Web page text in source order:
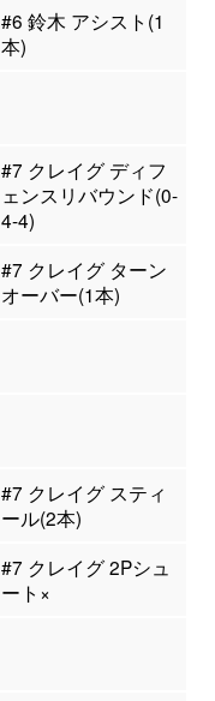
#6 鈴木 アシスト(1
本)
#7 クレイグ ディフ
ェンスリバウンド(0-
4-4)
#7 クレイグ ターン
オーバー(1本)
#7 クレイグ スティ
ール(2本)
#7 クレイグ 2Pシュ
ート×